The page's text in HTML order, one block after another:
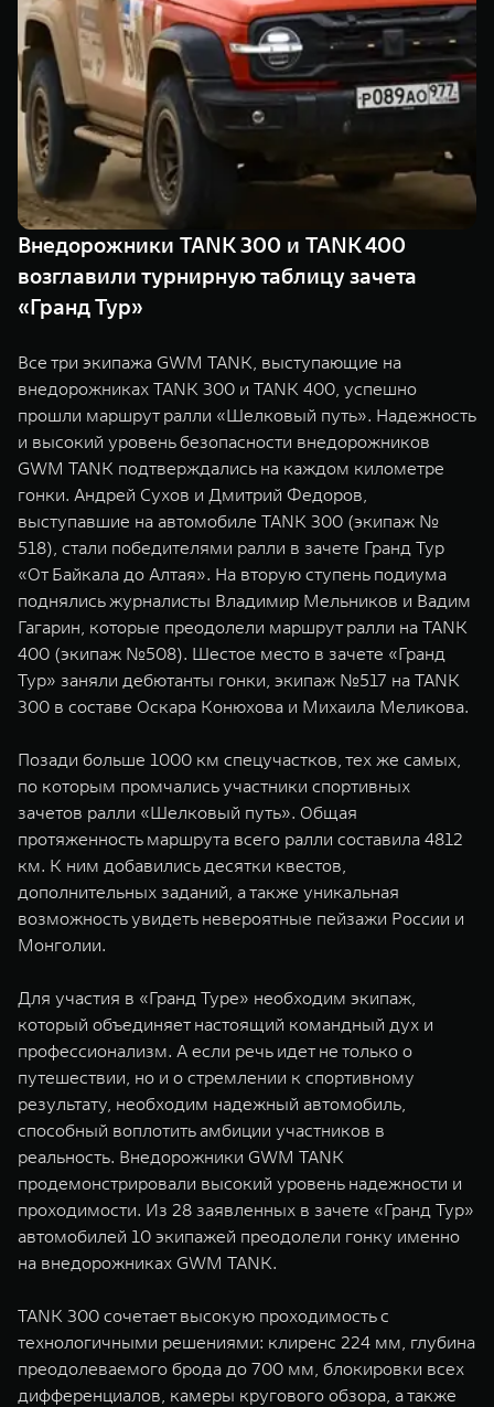
TANK 500
Веди за собой
от 6 499 000 ₽
Сила
от 10 199
WEY 07
Расширяя границы комфорта
от 6 149 000 ₽
WEY 05
Эстетика
от 5 699
WEY 80
от 6 449 000 ₽
Масштаб
TANK Финансы
Корпоративным клиентам
TANK ФИНАНСЫ
TANK Кредит
TANK Лизинг
TANK Страхование
Сервис
Специальные предложения
Моторные масла
ЦИФРОВЫЕ СЕРВИСЫ TANK
Цифровые сервисы TANK
Подписки
Внедорожники TANK 300 и TANK 400
возглавили турнирную таблицу зачета
«Гранд Тур»
Все три экипажа GWM TANK, выступающие на
внедорожниках TANK 300 и TANK 400, успешно
прошли маршрут ралли «Шелковый путь». Надежность
и высокий уровень безопасности внедорожников
GWM TANK подтверждались на каждом километре
гонки. Андрей Сухов и Дмитрий Федоров,
выступавшие на автомобиле TANK 300 (экипаж №
518), стали победителями ралли в зачете Гранд Тур
«От Байкала до Алтая». На вторую ступень подиума
поднялись журналисты Владимир Мельников и Вадим
Гагарин, которые преодолели маршрут ралли на TANK
400 (экипаж №508). Шестое место в зачете «Гранд
Тур» заняли дебютанты гонки, экипаж №517 на TANK
300 в составе Оскара Конюхова и Михаила Меликова.
Позади больше 1000 км спецучастков, тех же самых,
по которым промчались участники спортивных
зачетов ралли «Шелковый путь». Общая
протяженность маршрута всего ралли составила 4812
км. К ним добавились десятки квестов,
дополнительных заданий, а также уникальная
возможность увидеть невероятные пейзажи России и
Монголии.
Для участия в «Гранд Туре» необходим экипаж,
который объединяет настоящий командный дух и
профессионализм. А если речь идет не только о
путешествии, но и о стремлении к спортивному
результату, необходим надежный автомобиль,
способный воплотить амбиции участников в
реальность. Внедорожники GWM TANK
продемонстрировали высокий уровень надежности и
проходимости. Из 28 заявленных в зачете «Гранд Тур»
автомобилей 10 экипажей преодолели гонку именно
на внедорожниках GWM TANK.
TANK 300 сочетает высокую проходимость с
технологичными решениями: клиренс 224 мм, глубина
преодолеваемого брода до 700 мм, блокировки всех
дифференциалов, камеры кругового обзора, а также